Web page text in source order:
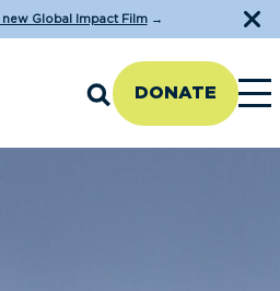
Global Impact Film→
DONATE